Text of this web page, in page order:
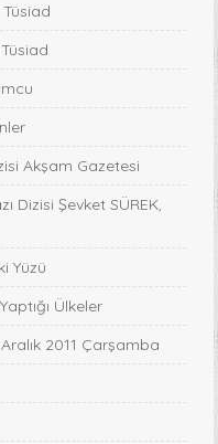
Akşam Gazetesi
Dizisi Şevket SÜREK,
Yüzü
Ülkeler
2011 Çarşamba